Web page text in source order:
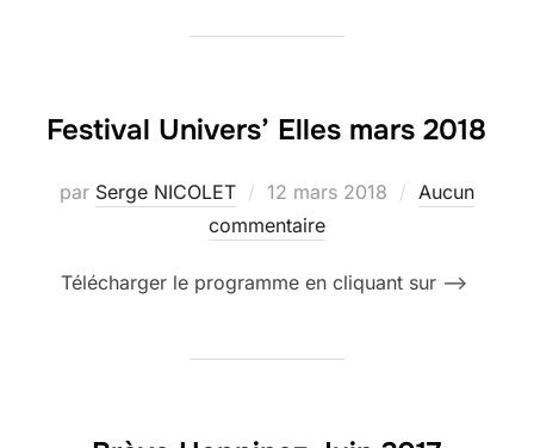
Festival Univers’ Elles mars 2018
par Serge NICOLET
Publié
le
12 mars 2018
Aucun
commentaire
Télécharger le programme en cliquant sur –>